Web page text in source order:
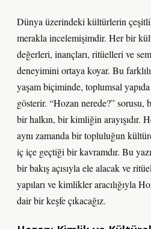
Dünya üzerindeki kültürlerin
merakla incelemişimdir. Her bir
değerleri, inançları, ritüelleri ve
deneyimini ortaya koyar. Bu
yaşam biçiminde, toplumsal
gösterir. “Hozan nerede?”
bir halkın, bir kimliğin arayışıdır.
aynı zamanda bir topluluğun
iç içe geçtiği bir kavramdır. Bu
bir bakış açısıyla ele alacak ve
yapıları ve kimlikler aracılığıyla
dair bir keşfe çıkacağız.